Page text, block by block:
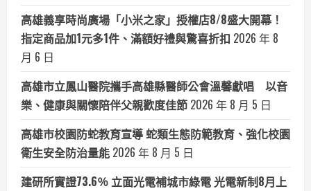
高雄義享時尚廣場「小米之家」授權店8/8盛大開幕！
指定商品加1元多1件、滿額好禮與驚喜折扣 2026 年 8
月 6 日
高雄市立鳳山醫院攜手高雄縣醫師公會溫馨獻唱 以音
樂、健康與關懷陪伴父親歡度佳節 2026 年 8 月 5 日
高雄市校園防蛇教育宣導 蛇類生態防範教育、強化校園
衛生安全防治量能 2026 年 8 月 5 日
建研所實證73.6％ 立面光電補城市綠電 光電新制8月上